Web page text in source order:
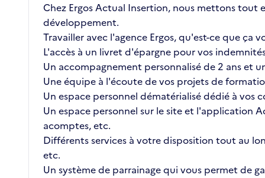
Chez Ergos Actual Insertion, nous mettons
développement.
Travailler avec l'agence Ergos, qu'est-ce que ça
L'accès à un livret d'épargne pour vos
Un accompagnement personnalisé de 2 ans et
Une équipe à l'écoute de vos projets de
Un espace personnel dématérialisé dédié à vos
Un espace personnel sur le site et l'application
acomptes, etc.
Différents services à votre disposition tout au
etc.
Un système de parrainage qui vous permet de